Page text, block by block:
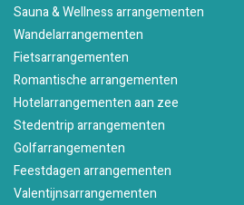
Sauna & Wellness arrangementen
Wandelarrangementen
Fietsarrangementen
Romantische arrangementen
Hotelarrangementen aan zee
Stedentrip arrangementen
Golfarrangementen
Feestdagen arrangementen
Valentijnsarrangementen